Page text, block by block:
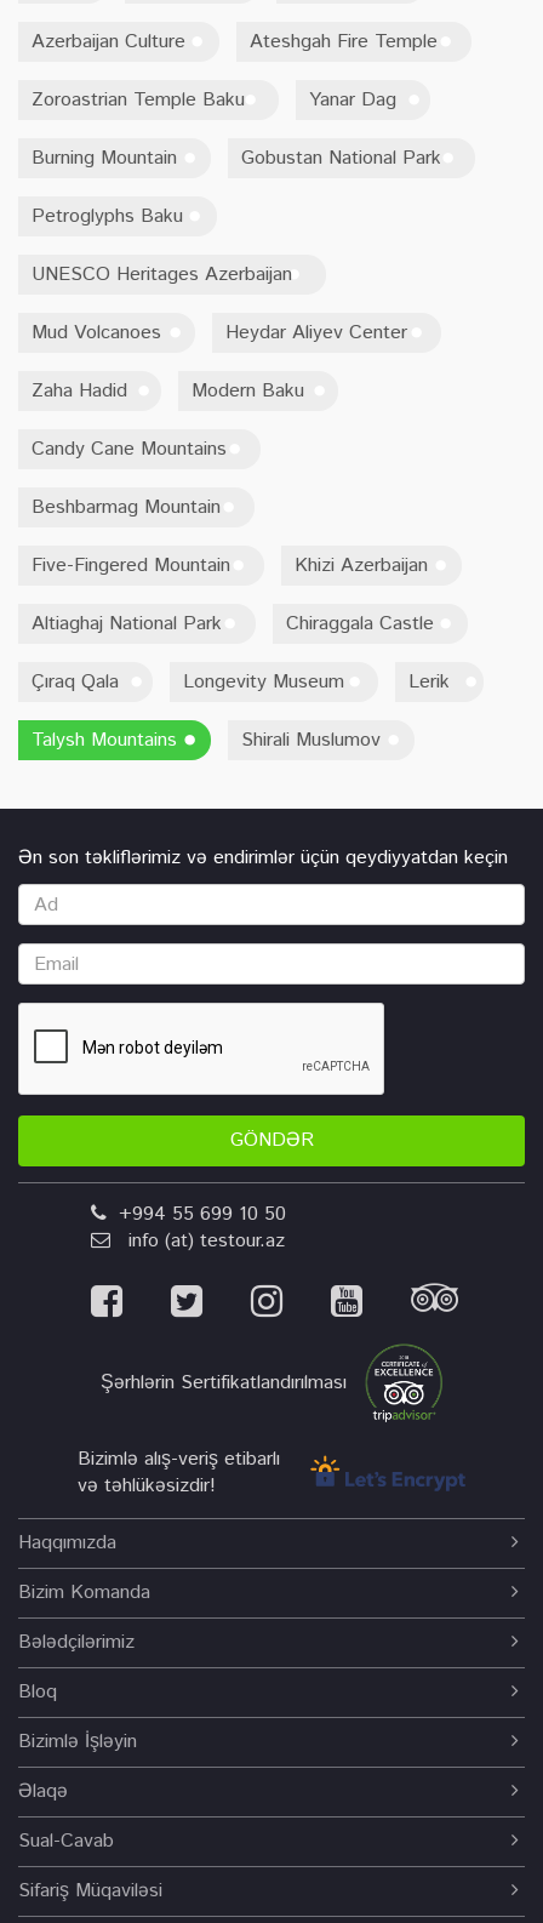
Azerbaijan Culture Ateshgah Fire Temple
Zoroastrian Temple Baku Yanar Dag
Burning Mountain Gobustan National Park
Petroglyphs Baku
UNESCO Heritages Azerbaijan
Mud Volcanoes Heydar Aliyev Center
Zaha Hadid Modern Baku
Candy Cane Mountains
Beshbarmag Mountain
Five-Fingered Mountain Khizi Azerbaijan
Altiaghaj National Park Chiraggala Castle
Çıraq Qala Longevity Museum Lerik
Talysh Mountains Shirali Muslumov
Ən son təkliflərimiz və endirimlər üçün qeydiyyatdan keçin
GÖNDƏR
+994 55 699 10 50
info (at) testour.az
Şərhlərin Sertifikatlandırılması
Bizimlə alış-veriş etibarlı
və təhlükəsizdir!
Haqqımızda
Bizim Komanda
Bələdçilərimiz
Bloq
Bizimlə İşləyin
Əlaqə
Sual-Cavab
Sifariş Müqaviləsi